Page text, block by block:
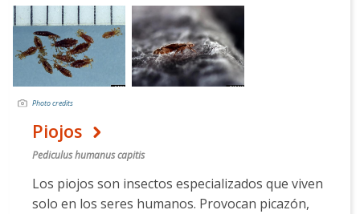
Photo credits
Piojos
Pediculus humanus capitis
Los piojos son insectos especializados que viven
solo en los seres humanos. Provocan picazón,